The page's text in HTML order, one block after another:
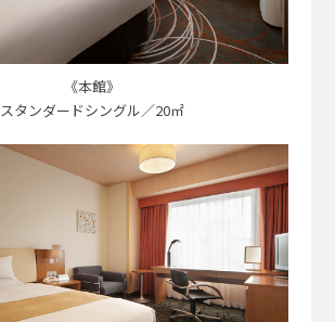
《本館》
スタンダードシングル／20㎡